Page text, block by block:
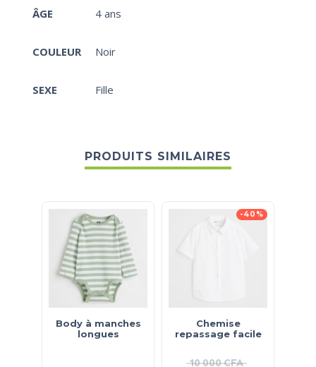
ÂGE 4 ans
COULEUR Noir
SEXE Fille
PRODUITS SIMILAIRES
Body à manches
longues
-40%
Chemise
repassage facile
10 000CFA